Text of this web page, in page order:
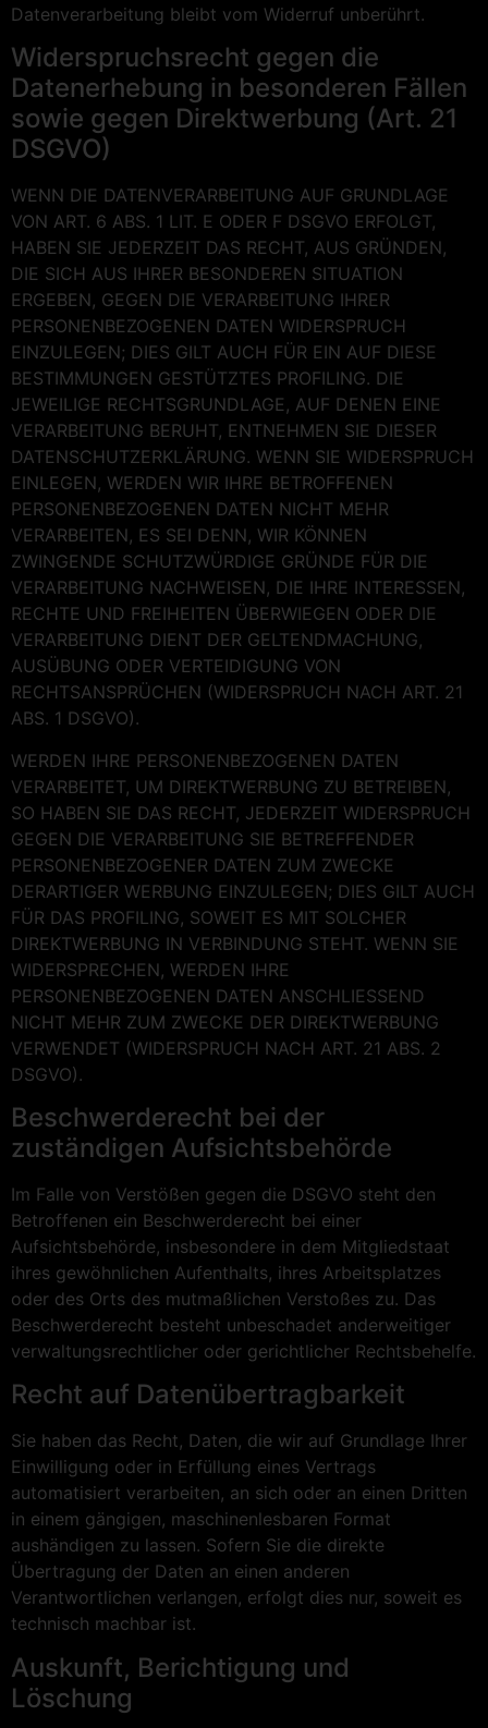
Datenverarbeitung bleibt vom Widerruf unberührt.
Widerspruchsrecht gegen die
Datenerhebung in besonderen Fällen
sowie gegen Direktwerbung (Art. 21
DSGVO)
WENN DIE DATENVERARBEITUNG AUF GRUNDLAGE
VON ART. 6 ABS. 1 LIT. E ODER F DSGVO ERFOLGT,
HABEN SIE JEDERZEIT DAS RECHT, AUS GRÜNDEN,
DIE SICH AUS IHRER BESONDEREN SITUATION
ERGEBEN, GEGEN DIE VERARBEITUNG IHRER
PERSONENBEZOGENEN DATEN WIDERSPRUCH
EINZULEGEN; DIES GILT AUCH FÜR EIN AUF DIESE
BESTIMMUNGEN GESTÜTZTES PROFILING. DIE
JEWEILIGE RECHTSGRUNDLAGE, AUF DENEN EINE
VERARBEITUNG BERUHT, ENTNEHMEN SIE DIESER
DATENSCHUTZERKLÄRUNG. WENN SIE WIDERSPRUCH
EINLEGEN, WERDEN WIR IHRE BETROFFENEN
PERSONENBEZOGENEN DATEN NICHT MEHR
VERARBEITEN, ES SEI DENN, WIR KÖNNEN
ZWINGENDE SCHUTZWÜRDIGE GRÜNDE FÜR DIE
VERARBEITUNG NACHWEISEN, DIE IHRE INTERESSEN,
RECHTE UND FREIHEITEN ÜBERWIEGEN ODER DIE
VERARBEITUNG DIENT DER GELTENDMACHUNG,
AUSÜBUNG ODER VERTEIDIGUNG VON
RECHTSANSPRÜCHEN (WIDERSPRUCH NACH ART. 21
ABS. 1 DSGVO).
WERDEN IHRE PERSONENBEZOGENEN DATEN
VERARBEITET, UM DIREKTWERBUNG ZU BETREIBEN,
SO HABEN SIE DAS RECHT, JEDERZEIT WIDERSPRUCH
GEGEN DIE VERARBEITUNG SIE BETREFFENDER
PERSONENBEZOGENER DATEN ZUM ZWECKE
DERARTIGER WERBUNG EINZULEGEN; DIES GILT AUCH
FÜR DAS PROFILING, SOWEIT ES MIT SOLCHER
DIREKTWERBUNG IN VERBINDUNG STEHT. WENN SIE
WIDERSPRECHEN, WERDEN IHRE
PERSONENBEZOGENEN DATEN ANSCHLIESSEND
NICHT MEHR ZUM ZWECKE DER DIREKTWERBUNG
VERWENDET (WIDERSPRUCH NACH ART. 21 ABS. 2
DSGVO).
Beschwerde­recht bei der
zuständigen Aufsichts­behörde
Im Falle von Verstößen gegen die DSGVO steht den
Betroffenen ein Beschwerderecht bei einer
Aufsichtsbehörde, insbesondere in dem Mitgliedstaat
ihres gewöhnlichen Aufenthalts, ihres Arbeitsplatzes
oder des Orts des mutmaßlichen Verstoßes zu. Das
Beschwerderecht besteht unbeschadet anderweitiger
verwaltungsrechtlicher oder gerichtlicher Rechtsbehelfe.
Recht auf Daten­übertrag­barkeit
Sie haben das Recht, Daten, die wir auf Grundlage Ihrer
Einwilligung oder in Erfüllung eines Vertrags
automatisiert verarbeiten, an sich oder an einen Dritten
in einem gängigen, maschinenlesbaren Format
aushändigen zu lassen. Sofern Sie die direkte
Übertragung der Daten an einen anderen
Verantwortlichen verlangen, erfolgt dies nur, soweit es
technisch machbar ist.
Auskunft, Berichtigung und
Löschung